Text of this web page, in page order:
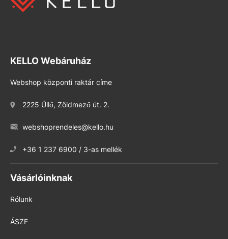
KELLO Webáruház
Webshop központi raktár címe
2225 Üllő, Zöldmező út. 2.
webshoprendeles@kello.hu
+36 1 237 6900 / 3-as mellék
Vásárlóinknak
Rólunk
ÁSZF